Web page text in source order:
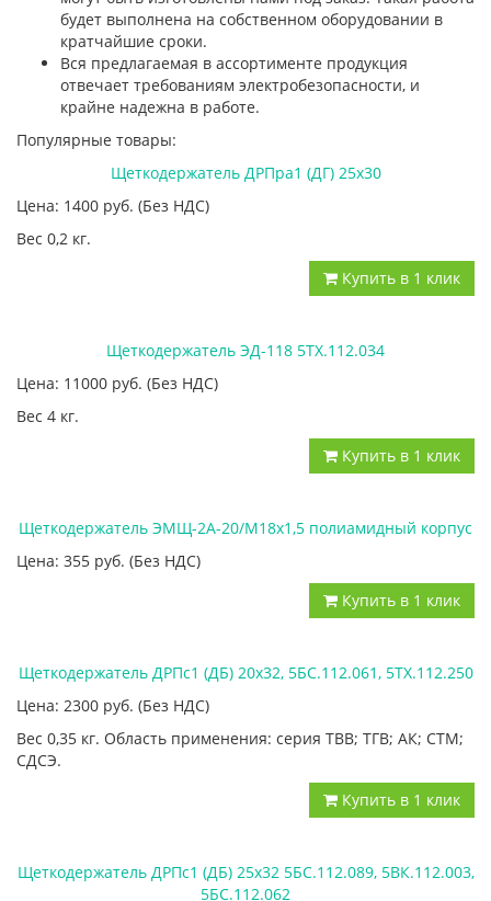
будет выполнена на собственном оборудовании в
кратчайшие сроки.
Вся предлагаемая в ассортименте продукция
отвечает требованиям электробезопасности, и
крайне надежна в работе.
Популярные товары:
Щеткодержатель ДРПра1 (ДГ) 25х30
Цена: 1400 руб. (Без НДС)
Вес 0,2 кг.
Купить в 1 клик
Щеткодержатель ЭД-118 5ТХ.112.034
Цена: 11000 руб. (Без НДС)
Вес 4 кг.
Купить в 1 клик
Щеткодержатель ЭМЩ-2А-20/М18х1,5 полиамидный корпус
Цена: 355 руб. (Без НДС)
Купить в 1 клик
Щеткодержатель ДРПс1 (ДБ) 20х32, 5БС.112.061, 5ТХ.112.250
Цена: 2300 руб. (Без НДС)
Вес 0,35 кг. Область применения: серия ТВВ; ТГВ; АК; СТМ;
СДСЭ.
Купить в 1 клик
Щеткодержатель ДРПс1 (ДБ) 25х32 5БС.112.089, 5ВК.112.003,
5БС.112.062